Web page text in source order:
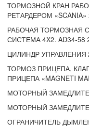
ТОРМОЗНОЙ КРАН
РЕТАРДЕРОМ «SCANIA»
РАБОЧАЯ ТОРМОЗНАЯ
СИСТЕМА 4X2. AD34-58
ЦИЛИНДР УПРАВЛЕНИЯ
ТОРМОЗ ПРИЦЕПА,
ПРИЦЕПА «MAGNETI
МОТОРНЫЙ
МОТОРНЫЙ
ОГРАНИЧИТЕЛЬ